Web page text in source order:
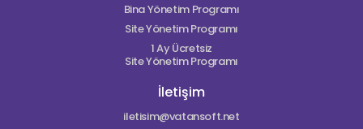
Bina Yönetim Programı
Site Yönetim Programı
1 Ay Ücretsiz
Site Yönetim Programı
İletişim
iletisim@vatansoft.net